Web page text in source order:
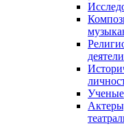
деятели
Ученые